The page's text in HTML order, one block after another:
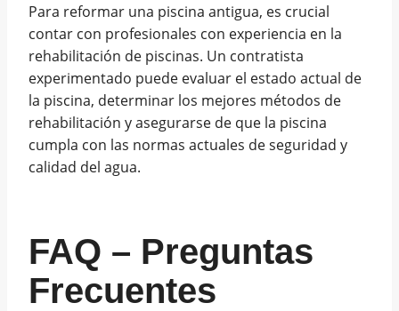
Para reformar una piscina antigua, es crucial
contar con profesionales con experiencia en la
rehabilitación de piscinas. Un contratista
experimentado puede evaluar el estado actual de
la piscina, determinar los mejores métodos de
rehabilitación y asegurarse de que la piscina
cumpla con las normas actuales de seguridad y
calidad del agua.
FAQ – Preguntas
Frecuentes